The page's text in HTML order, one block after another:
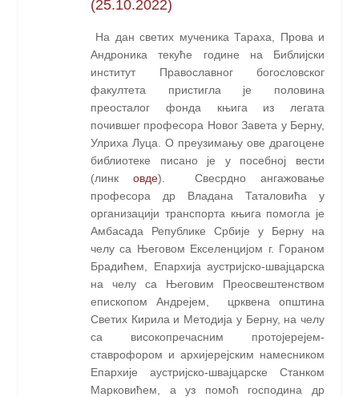
(25.10.2022)
На дан светих мученика Тараха, Прова и
Андроника текуће године на Библијски
институт Православног богословског
факултета пристигла је половина
преосталог фонда књига из легата
почившег професора Новог Завета у Берну,
Улриха Луца. О преузимању ове драгоцене
библиотеке писано је у посебној вести
(линковде). Свесрдно ангажовање
професора др Владана Таталовића у
организацији транспорта књига помогла је
Амбасада Републике Србије у Берну на
челу са Његовом Екселенцијом г. Гораном
Брадићем, Епархија аустријско-швајцарска
на челу са Његовим Преосвештенством
епископом Андрејем, црквена општина
Светих Кирила и Методија у Берну, на челу
са високопречасним протојерејем-
ставрофором и архијерејским намесником
Епархије аустријско-швајцарске Станком
Марковићем, а уз помоћ господина др